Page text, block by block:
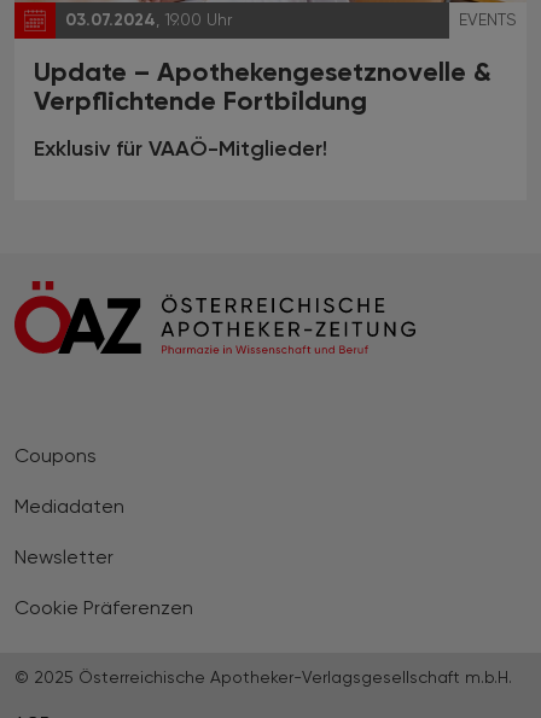
03.07.2024, 19.00 Uhr EVENTS
Update – Apothekengesetznovelle &
Verpflichtende Fortbildung
Exklusiv für VAAÖ-Mitglieder!
Coupons
Mediadaten
Newsletter
Cookie Präferenzen
© 2025 Österreichische Apotheker-Verlagsgesellschaft m.b.H.